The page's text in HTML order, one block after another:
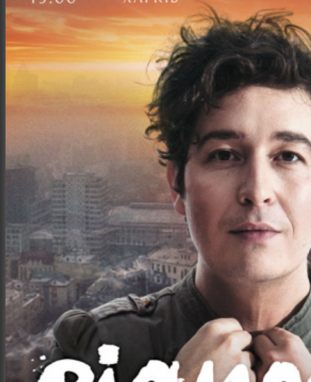
Интерьер и архитектура
Фотосессии и каталоги
Репортажи и корпоративы
Фуд фотограф
Семейная и детская фотосъемка